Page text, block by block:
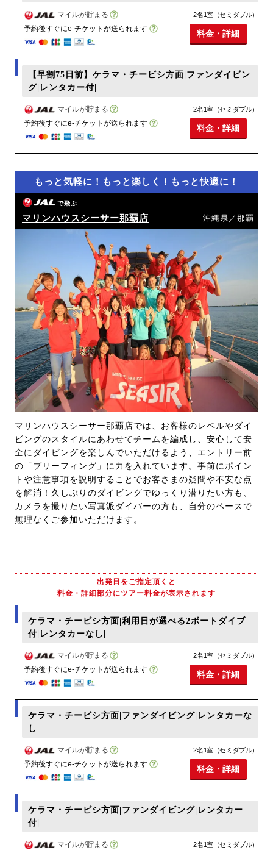
マイルが貯まる
予約後すぐにe-チケットが送られます
2名1室（セミダブル）
料金・詳細
【早割75日前】ケラマ・チービシ方面|ファンダイビン
グ|レンタカー付|
マイルが貯まる
予約後すぐにe-チケットが送られます
2名1室（セミダブル）
料金・詳細
もっと気軽に！もっと楽しく！もっと快適に！
で飛ぶ
マリンハウスシーサー那覇店 沖縄県／那覇
マリンハウスシーサー那覇店では、お客様のレベルやダイ
ビングのスタイルにあわせてチームを編成し、安心して安
全にダイビングを楽しんでいただけるよう、エントリー前
の「ブリーフィング」に力を入れています。事前にポイン
トや注意事項を説明することでお客さまの疑問や不安な点
を解消！久しぶりのダイビングでゆっくり潜りたい方も、
カメラを撮りたい写真派ダイバーの方も、自分のペースで
無理なくご参加いただけます。
出発日をご指定頂くと
料金・詳細部分にツアー料金が表示されます
ケラマ・チービシ方面|利用日が選べる2ボートダイブ
付|レンタカーなし|
マイルが貯まる
予約後すぐにe-チケットが送られます
2名1室（セミダブル）
料金・詳細
ケラマ・チービシ方面|ファンダイビング|レンタカーな
し
マイルが貯まる
予約後すぐにe-チケットが送られます
2名1室（セミダブル）
料金・詳細
ケラマ・チービシ方面|ファンダイビング|レンタカー
付|
マイルが貯まる
2名1室（セミダブル）